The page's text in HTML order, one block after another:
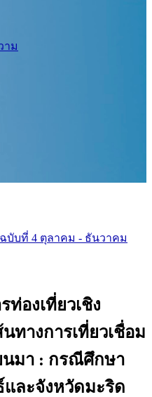
าม
บับที่ 4 ตุลาคม - ธันวาคม
องเที่ยวเชิง
ทางการเที่ยวเชื่อม
นมา : กรณีศึกษา
ละจังหวัดมะริด